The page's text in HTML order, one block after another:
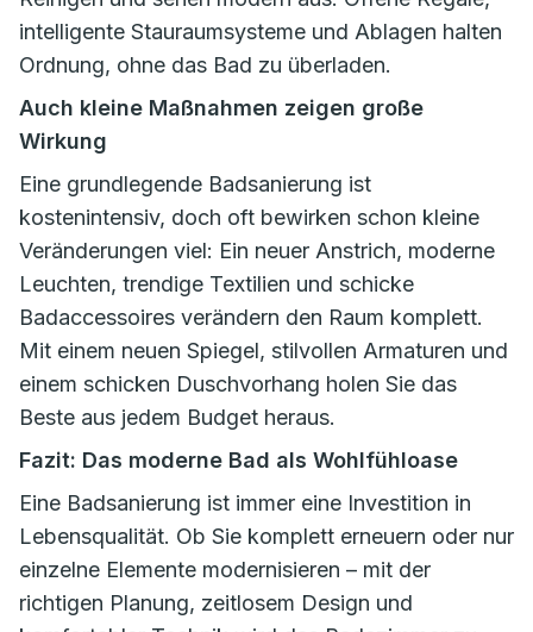
intelligente Stauraumsysteme und Ablagen halten
Ordnung, ohne das Bad zu überladen.
Auch kleine Maßnahmen zeigen große
Wirkung
Eine grundlegende Badsanierung ist
kostenintensiv, doch oft bewirken schon kleine
Veränderungen viel: Ein neuer Anstrich, moderne
Leuchten, trendige Textilien und schicke
Badaccessoires verändern den Raum komplett.
Mit einem neuen Spiegel, stilvollen Armaturen und
einem schicken Duschvorhang holen Sie das
Beste aus jedem Budget heraus.
Fazit: Das moderne Bad als Wohlfühloase
Eine Badsanierung ist immer eine Investition in
Lebensqualität. Ob Sie komplett erneuern oder nur
einzelne Elemente modernisieren – mit der
richtigen Planung, zeitlosem Design und